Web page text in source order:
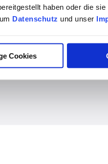
haben oder die
Datenschutz und unser
Cookies